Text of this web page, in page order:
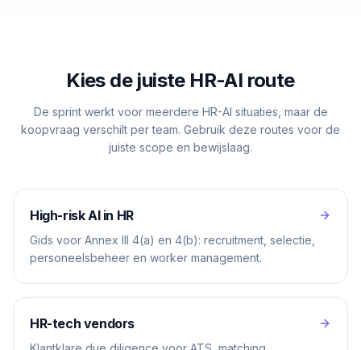
Kies de juiste HR-AI route
De sprint werkt voor meerdere HR-AI situaties, maar de
koopvraag verschilt per team. Gebruik deze routes voor de
juiste scope en bewijslaag.
High-risk AI in HR
Gids voor Annex III 4(a) en 4(b): recruitment, selectie,
personeelsbeheer en worker management.
HR-tech vendors